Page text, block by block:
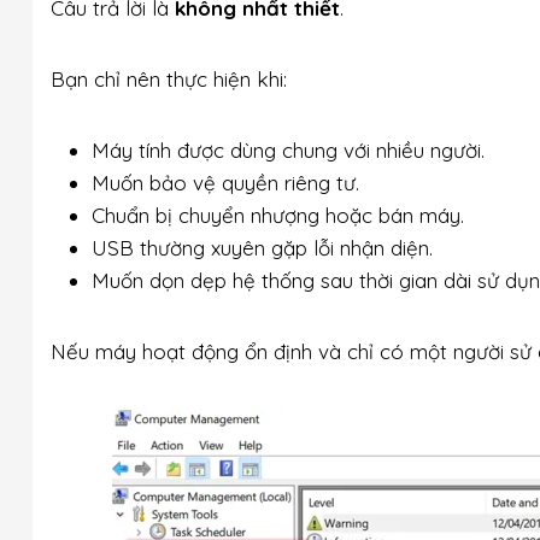
Câu trả lời là không nhất thiết.
Bạn chỉ nên thực hiện khi:
Máy tính được dùng chung với nhiều người.
Muốn bảo vệ quyền riêng tư.
Chuẩn bị chuyển nhượng hoặc bán máy.
USB thường xuyên gặp lỗi nhận diện.
Muốn dọn dẹp hệ thống sau thời gian dài sử
Nếu máy hoạt động ổn định và chỉ có một người